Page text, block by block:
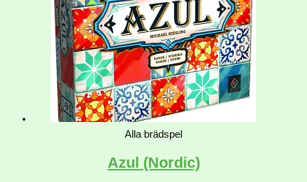
Alla brädspel
Azul (Nordic)